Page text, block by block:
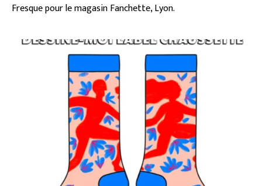
Fresque pour le magasin Fanchette, Lyon.